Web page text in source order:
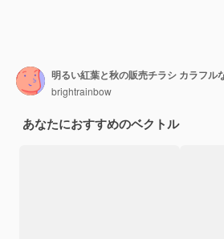
brightrainbow
あなたにおすすめのベクトル